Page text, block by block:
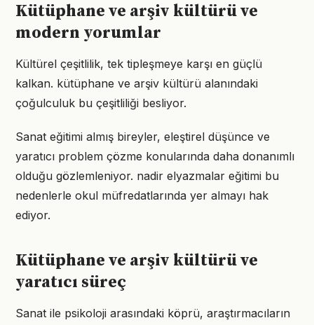
Kütüphane ve arşiv kültürü ve
modern yorumlar
Kültürel çeşitlilik, tek tipleşmeye karşı en güçlü
kalkan. kütüphane ve arşiv kültürü alanındaki
çoğulculuk bu çeşitliliği besliyor.
Sanat eğitimi almış bireyler, eleştirel düşünce ve
yaratıcı problem çözme konularında daha donanımlı
olduğu gözlemleniyor. nadir elyazmalar eğitimi bu
nedenlerle okul müfredatlarında yer almayı hak
ediyor.
Kütüphane ve arşiv kültürü ve
yaratıcı süreç
Sanat ile psikoloji arasındaki köprü, araştırmacıların